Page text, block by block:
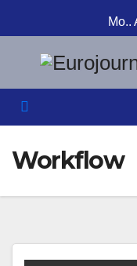
Inhalt
springen
Mo..
Workflow